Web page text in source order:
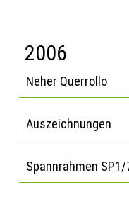
2006
Neher Querrollo
Auszeichnungen
Spannrahmen SP1/